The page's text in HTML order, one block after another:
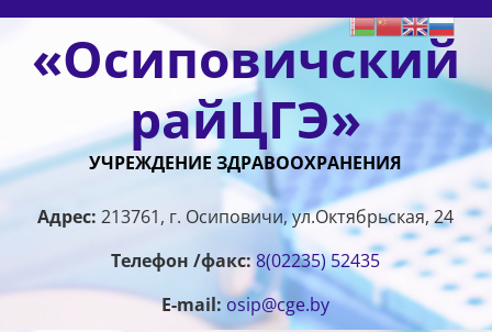
Перейти
содержимому
«Осиповичский
райЦГЭ»
УЧРЕЖДЕНИЕ ЗДРАВООХРАНЕНИЯ
Адрес: 213761, г. Осиповичи, ул.Октябрьская, 24
Телефон /факс:8(02235) 52435
E-mail: osip@cge.by